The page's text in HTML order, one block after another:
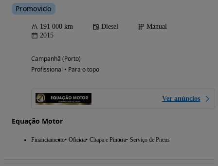
Promovido
191 000 km Diesel
Manual
2015
Campanhã (Porto)
Profissional • Para o topo
Ver anúncios
Equação Motor
Financiamento Oficina Chapa e Pintura Serviço de Pneus